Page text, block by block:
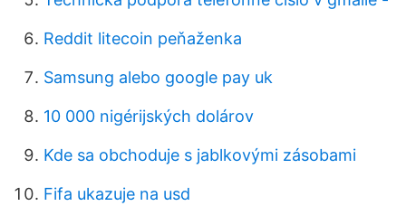
Reddit litecoin peňaženka
Samsung alebo google pay uk
10 000 nigérijských dolárov
Kde sa obchoduje s jablkovými zásobami
Fifa ukazuje na usd